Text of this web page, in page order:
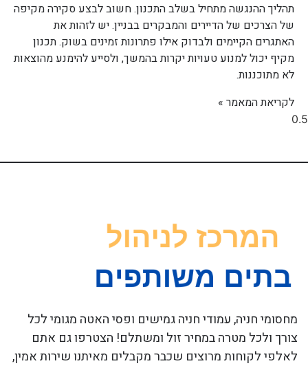
תהליך ההנגשה מתחיל בשלב התכנון. חשוב לבצע סקירה מקיפה
של הצרכים של הדיירים והמבקרים בבניין. יש לזהות את
האתגרים הקיימים ולבדוק אילו פתרונות זמינים בשוק. תכנון
מקיף יכול למנוע טעויות יקרות בהמשך, ולסייע להימנע מהוצאות
לא מתוכננות.
לקריאת המאמר »
מחסומי חניה, עמודי חניה גמישים ופסי האטה מגומי לכל
צורך ולכל מטרה במחיר זול ומשתלם! הצטרפו גם אתם
לאלפי לקוחות מרוצים שכבר מקבלים מאיתנו שירות אמין,